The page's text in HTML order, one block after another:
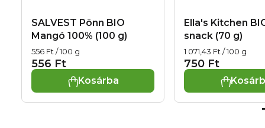
SALVEST Põnn BIO
Mangó 100% (100 g)
556 Ft
Egységár:
556 Ft / 100 g
Kosárba
Ella's Kitchen
snack (70 g)
750 Ft
Egységár:
1 071,43 Ft / 100 g